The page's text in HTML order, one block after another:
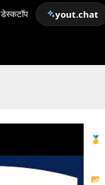
डेस्कटॉप yout.chat
🥇
📂